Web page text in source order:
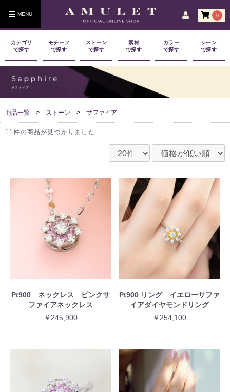
0
カテゴリ
で探す
モチーフ
で探す
ストーン
で探す
素材
で探す
カラー
で探す
シーン
で探す
商品一覧 > ストーン > サファイア
11件の商品が見つかりました
Pt900 ネックレス ピンクサ
ファイアネックレス
￥245,900
Pt900 リング イエローサファ
イアダイヤモンドリング
￥254,100